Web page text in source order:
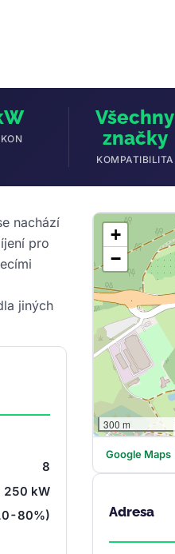
Všechny
značky
KOMPATIBILITA
nachází
pro
jiných
8
250 kW
80%)
+
−
300 m
Google Maps
Adresa